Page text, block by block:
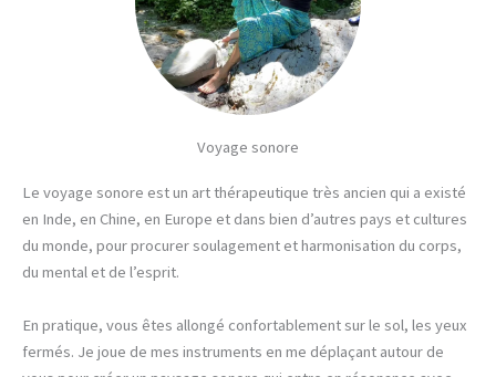
Voyage sonore
Le voyage sonore est un art thérapeutique très ancien qui a existé
en Inde, en Chine, en Europe et dans bien d’autres pays et cultures
du monde, pour procurer soulagement et harmonisation du corps,
du mental et de l’esprit.
En pratique, vous êtes allongé confortablement sur le sol, les yeux
fermés. Je joue de mes instruments en me déplaçant autour de